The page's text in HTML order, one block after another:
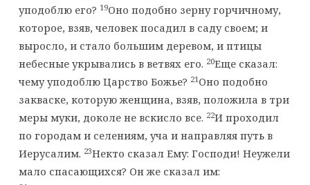
уподоблю его? 19Оно подобно зерну горчичному,
которое, взяв, человек посадил в саду своем; и
выросло, и стало большим деревом, и птицы
небесные укрывались в ветвях его. 20Еще сказал:
чему уподоблю Царство Божье? 21Оно подобно
закваске, которую женщина, взяв, положила в три
меры муки, доколе не вскисло все. 22И проходил
по городам и селениям, уча и направляя путь в
Иерусалим. 23Некто сказал Ему: Господи! Неужели
мало спасающихся? Он же сказал им: